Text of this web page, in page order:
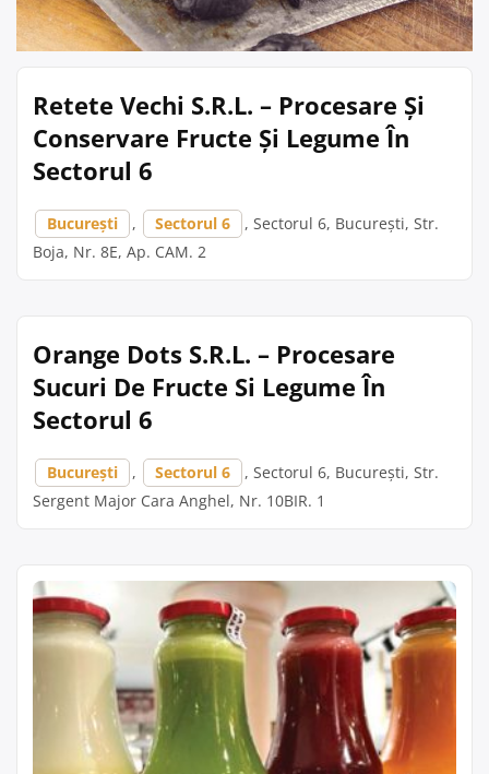
Retete Vechi S.R.L. – Procesare Și
Conservare Fructe Și Legume În
Sectorul 6
București , Sectorul 6
, Sectorul 6, București, Str.
Boja, Nr. 8E, Ap. CAM. 2
Orange Dots S.R.L. – Procesare
Sucuri De Fructe Si Legume În
Sectorul 6
București , Sectorul 6
, Sectorul 6, București, Str.
Sergent Major Cara Anghel, Nr. 10BIR. 1